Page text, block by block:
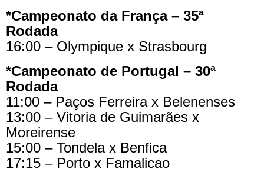
*Campeonato da França – 35ª
Rodada
16:00 – Olympique x Strasbourg
*Campeonato de Portugal – 30ª
Rodada
11:00 – Paços Ferreira x Belenenses
13:00 – Vitoria de Guimarães x
Moreirense
15:00 – Tondela x Benfica
17:15 – Porto x Famalicao